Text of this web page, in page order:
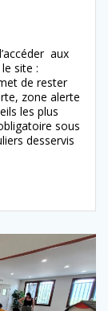
aux
site :
de rester
zone alerte
les plus
sous
desservis